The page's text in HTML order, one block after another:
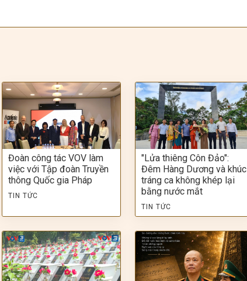
Đoàn công tác VOV làm
việc với Tập đoàn Truyền
thông Quốc gia Pháp
TIN TỨC
"Lửa thiêng Côn Đảo":
Đêm Hàng Dương và khúc
tráng ca không khép lại
bằng nước mắt
TIN TỨC